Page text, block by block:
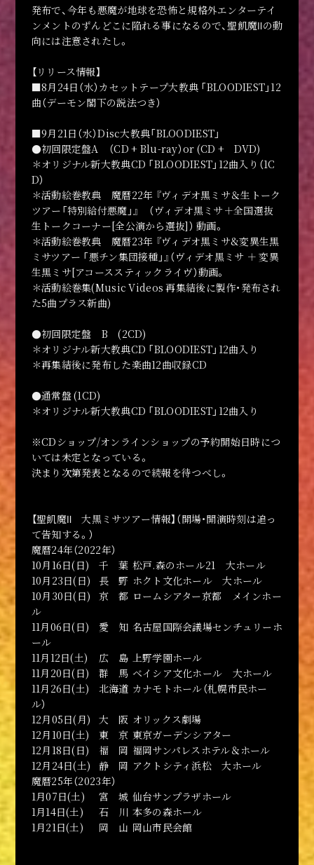
メディア登場情報
構成員紹介
PROFILE
BLACK MASS
教典紹介
DISCOGRAPHY
活動絵巻
VIDEO
写真の館
PHOTO
悪魔物品の館
GOODS
ここも見よ
LINKS
発布で、今年も悪魔が地球を恐怖と規格外エンターテイ
ンメントのずんどこに陥れる事になるので、聖飢魔Ⅱの動
向には注意されたし。
【リリース情報】
■8月24日（水）カセットテープ大教典 「BLOODIEST」12
曲（デーモン閣下の説法つき）
■9月21日（水）Disc大教典「BLOODIEST」
●初回限定盤A （CD + Blu-ray）or (CD + DVD)
＊オリジナル新大教典CD 「BLOODIEST」12曲入り（1C
D）
＊活動絵巻教典 魔暦22年 『ヴィデオ黒ミサ＆生トーク
ツアー「特別給付悪魔」』 （ヴィデオ黒ミサ＋全国選抜
生トークコーナー[全公演から選抜]） 動画。
＊活動絵巻教典 魔暦23年 『ヴィデオ黒ミサ&変異生黒
ミサツアー 「悪チン集団接種」』（ヴィデオ黒ミサ ＋ 変異
生黒ミサ[アコーススティックライヴ）動画。
＊活動絵巻集(Music Videos 再集結後に製作・発布され
た5曲プラス新曲)
●初回限定盤 B (2CD)
＊オリジナル新大教典CD 「BLOODIEST」12曲入り
＊再集結後に発布した楽曲12曲収録CD
●通常盤 (1CD)
＊オリジナル新大教典CD 「BLOODIEST」12曲入り
※CDショップ/オンラインショップの予約開始日時につ
いては未定となっている。
決まり次第発表となるので続報を待つべし。
【聖飢魔Ⅱ 大黒ミサツアー情報】（開場・開演時刻は追っ
て告知する。）
魔暦24年（2022年）
10月16日(日)
千 葉 松戸.森のホール21 大ホール
10月23日(日)
長 野 ホクト文化ホール 大ホール
10月30日(日)
京 都 ロームシアター京都 メインホー
ル
11月06日(日)
愛 知 名古屋国際会議場センチュリーホ
ール
11月12日(土)
広 島 上野学園ホール
11月20日(日)
群 馬 ベイシア文化ホール 大ホール
11月26日(土)
北海道 カナモトホール（札幌市民ホー
ル）
12月05日(月)
大 阪 オリックス劇場
12月10日(土)
東 京 東京ガーデンシアター
12月18日(日)
福 岡 福岡サンパレスホテル＆ホール
12月24日(土)
静 岡 アクトシティ浜松 大ホール
魔暦25年（2023年）
1月07日(土)
宮 城 仙台サンプラザホール
1月14日(土)
石 川 本多の森ホール
1月21日(土)
岡 山 岡山市民会館